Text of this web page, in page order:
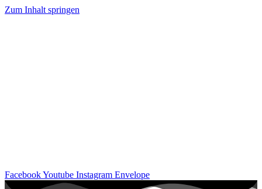
Zum Inhalt springen
FacebookYoutube Instagram Envelope